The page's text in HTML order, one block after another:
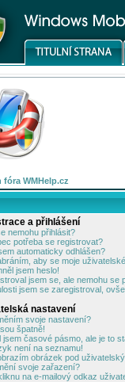
fóra WMHelp.cz
a přihlášení
nemohu přihlásit?
potřeba se registrovat?
automaticky odhlášen?
aby se moje
jsem heslo!
jsem se, ale nemohu se
jsem se zaregistroval,
nastavení
svoje nastavení?
špatně!
jsem časové pásmo, ale je to
není na seznamu!
obrázek pod
svoje zařazení?
na e-mailový odkaz